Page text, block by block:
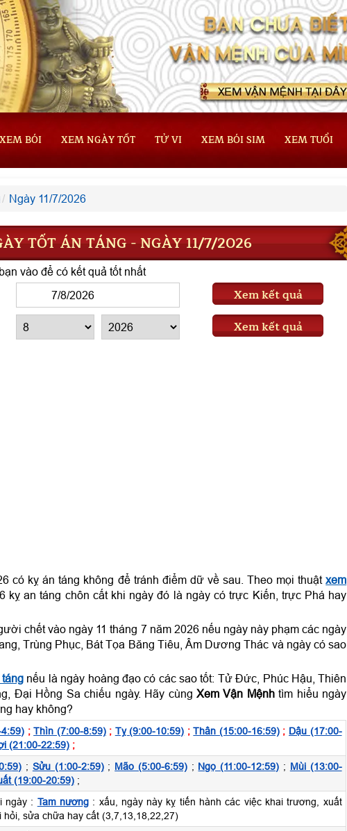
XEM BÓI XEM NGÀY TỐT TỬ VI XEM BÓI SIM XEM TUỔI
Ngày 11/7/2026
TỐT ÁN TÁNG - NGÀY 11/7/2026
vào để có kết quả tốt nhất
Xem kết quả
Xem kết quả
có kỵ án táng không để tránh điểm dữ về sau. Theo mọi thuậtxem
kỵ an táng chôn cất khi ngày đó là ngày có trực Kiến, trực Phá hay
chết vào ngày 11 tháng 7 năm 2026 nếu ngày này phạm các ngày
Trùng Phục, Bát Tọa Băng Tiêu, Âm Dương Thác và ngày có sao
nếu là ngày hoàng đạo có các sao tốt: Tử Đức, Phúc Hậu, Thiên
Đại Hồng Sa chiếu ngày. Hãy cùng Xem Vận Mệnhtìm hiểu ngày
hay không?
;Thìn (7:00-8:59); Tỵ (9:00-10:59) ;Thân (15:00-16:59); Dậu (17:00-
(21:00-22:59);
; Sửu (1:00-2:59); Mão (5:00-6:59); Ngọ (11:00-12:59) ; Mùi (13:00-
(19:00-20:59);
ngày : Tam nương: xấu, ngày này kỵ tiến hành các việc khai trương, xuất
hỏi, sửa chữa hay cất (3,7,13,18,22,27)